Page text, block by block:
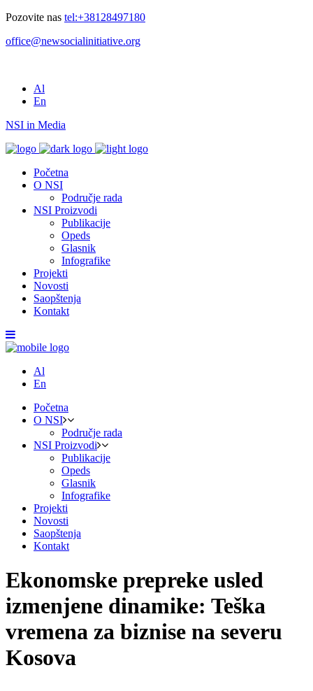
Pozovite nas tel:+38128497180
office@newsocialinitiative.org
Al
En
NSI in Media
Početna
O NSI
Područje rada
NSI Proizvodi
Publikacije
Opeds
Glasnik
Infografike
Projekti
Novosti
Saopštenja
Kontakt
Al
En
Početna
O NSI
Područje rada
NSI Proizvodi
Publikacije
Opeds
Glasnik
Infografike
Projekti
Novosti
Saopštenja
Kontakt
Ekonomske prepreke usled
izmenjene dinamike: Teška
vremena za biznise na severu
Kosova